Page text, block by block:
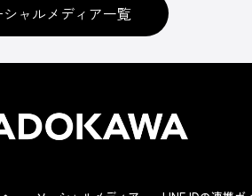
シャルメディア一覧